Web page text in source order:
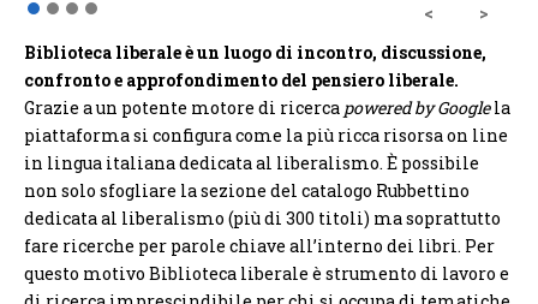
<
>
Biblioteca liberale è un luogo di incontro, discussione,
confronto e approfondimento del pensiero liberale.
Grazie a un potente motore di ricerca powered by Googlela
piattaforma si configura come la più ricca risorsa on line
in lingua italiana dedicata al liberalismo. È possibile
non solo sfogliare la sezione del catalogo Rubbettino
dedicata al liberalismo (più di 300 titoli) ma soprattutto
fare ricerche per parole chiave all’interno dei libri. Per
questo motivo Biblioteca liberale è strumento di lavoro e